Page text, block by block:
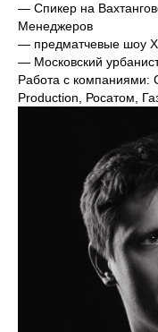
— Спикер на
Менеджеров
— предматчевые шоу
— Московский
Работа с компаниями:
Production, Росатом,